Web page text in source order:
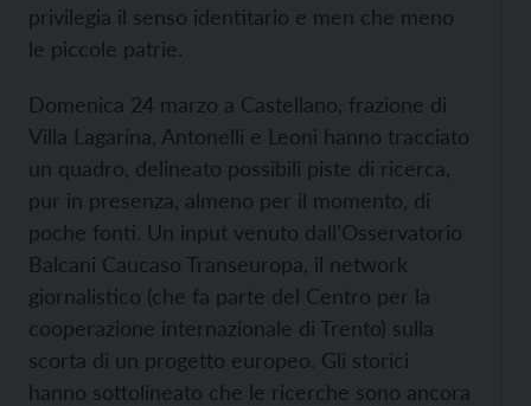
privilegia il senso identitario e men che meno
le piccole patrie.
Domenica 24 marzo a Castellano, frazione di
Villa Lagarina, Antonelli e Leoni hanno tracciato
un quadro, delineato possibili piste di ricerca,
pur in presenza, almeno per il momento, di
poche fonti. Un input venuto dall’Osservatorio
Balcani Caucaso Transeuropa, il network
giornalistico (che fa parte del Centro per la
cooperazione internazionale di Trento) sulla
scorta di un progetto europeo. Gli storici
hanno sottolineato che le ricerche sono ancora